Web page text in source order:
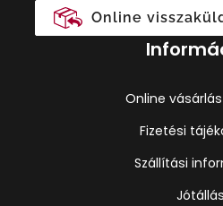
Online
Online
Fizetési
Szállítási
Jótállás